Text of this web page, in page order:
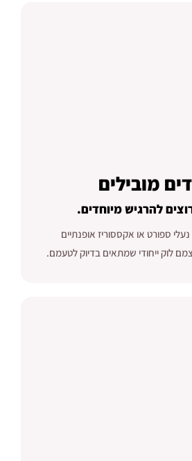
מובילים
להרגיש מיוחדים.
ספורט או אקססוריז אופנתיים
לוק ייחודי שמתאים בדיוק לטעמם.